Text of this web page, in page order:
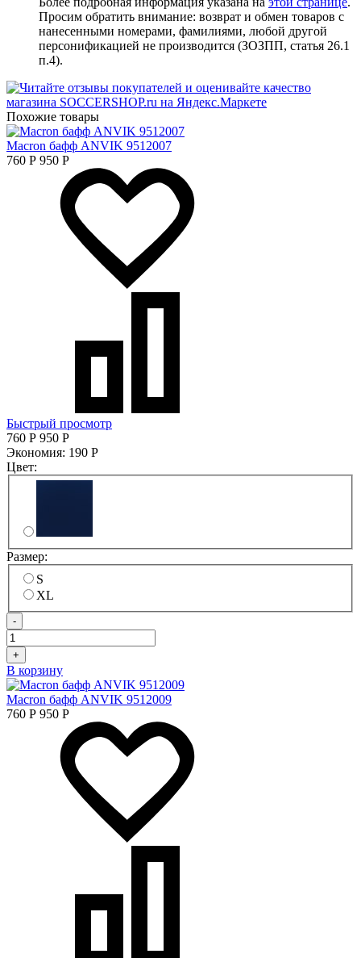
Просим обратить внимание: возврат и обмен товаров с
нанесенными номерами, фамилиями, любой другой
персонификацией не производится (ЗОЗПП, статья 26.1
п.4).
Похожие товары
Macron бафф ANVIK 9512007
760 Р 950 Р
Быстрый просмотр
760 Р 950 Р
Экономия: 190 Р
Цвет:
Размер:
S
XL
-
+
В корзину
Macron бафф ANVIK 9512009
760 Р 950 Р